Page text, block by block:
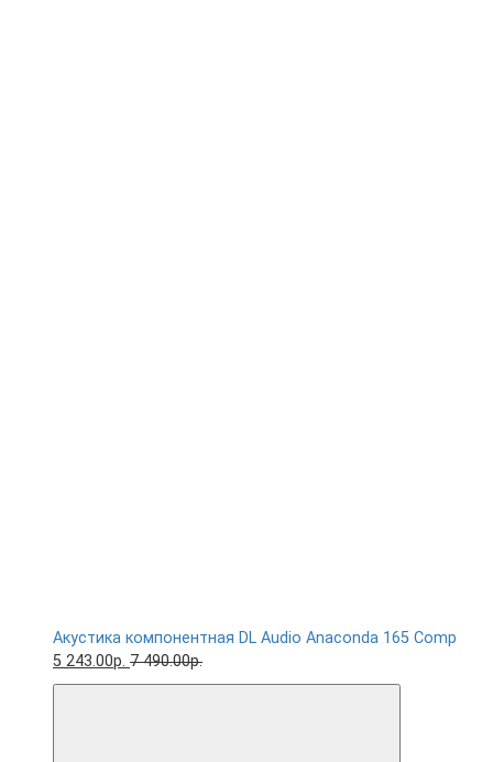
Акустика компонентная DL Audio Anaconda 165 Comp
5 243.00р. 7 490.00р.